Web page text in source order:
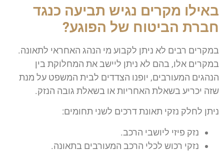
באילו מקרים נגיש תביעה כנגד
חברת הביטוח של הפוגע?
במקרים רבים לא ניתן לקבוע מי הנהג האחראי לתאונה.
במקרים אלו, בהם לא ניתן ליישב את המחלוקת בין
הנהגים המעורבים, יופנו הצדדים לבית המשפט על מנת
שזה יכריע בשאלת האחריות או בשאלת גובה הנזק.
ניתן לחלק נזקי תאונת דרכים לשני תחומים:
נזק פיזי ליושבי הרכב.
נזקי רכוש לכלי הרכב המעורבים בתאונה.